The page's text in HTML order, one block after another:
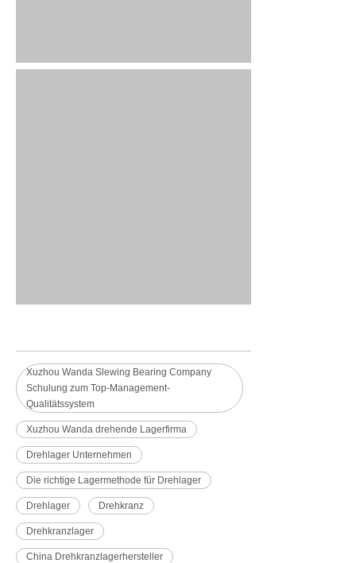
Xuzhou Wanda Slewing Bearing Company
Schulung zum Top-Management-
Qualitätssystem
Xuzhou Wanda drehende Lagerfirma
Drehlager Unternehmen
Die richtige Lagermethode für Drehlager
Drehlager Drehkranz
Drehkranzlager
China Drehkranzlagerhersteller